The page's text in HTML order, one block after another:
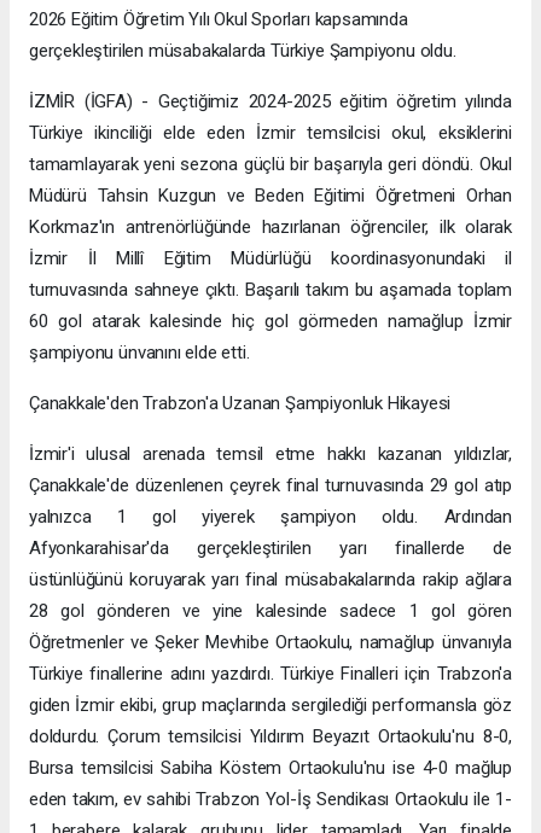
2026 Eğitim Öğretim Yılı Okul Sporları kapsamında
gerçekleştirilen müsabakalarda Türkiye Şampiyonu oldu.
İZMİR (İGFA) - Geçtiğimiz 2024-2025 eğitim öğretim yılında
Türkiye ikinciliği elde eden İzmir temsilcisi okul, eksiklerini
tamamlayarak yeni sezona güçlü bir başarıyla geri döndü. Okul
Müdürü Tahsin Kuzgun ve Beden Eğitimi Öğretmeni Orhan
Korkmaz'ın antrenörlüğünde hazırlanan öğrenciler, ilk olarak
İzmir İl Millî Eğitim Müdürlüğü koordinasyonundaki il
turnuvasında sahneye çıktı. Başarılı takım bu aşamada toplam
60 gol atarak kalesinde hiç gol görmeden namağlup İzmir
şampiyonu ünvanını elde etti.
Çanakkale'den Trabzon'a Uzanan Şampiyonluk Hikayesi
İzmir'i ulusal arenada temsil etme hakkı kazanan yıldızlar,
Çanakkale'de düzenlenen çeyrek final turnuvasında 29 gol atıp
yalnızca 1 gol yiyerek şampiyon oldu. Ardından
Afyonkarahisar'da gerçekleştirilen yarı finallerde de
üstünlüğünü koruyarak yarı final müsabakalarında rakip ağlara
28 gol gönderen ve yine kalesinde sadece 1 gol gören
Öğretmenler ve Şeker Mevhibe Ortaokulu, namağlup ünvanıyla
Türkiye finallerine adını yazdırdı. Türkiye Finalleri için Trabzon'a
giden İzmir ekibi, grup maçlarında sergilediği performansla göz
doldurdu. Çorum temsilcisi Yıldırım Beyazıt Ortaokulu'nu 8-0,
Bursa temsilcisi Sabiha Köstem Ortaokulu'nu ise 4-0 mağlup
eden takım, ev sahibi Trabzon Yol-İş Sendikası Ortaokulu ile 1-